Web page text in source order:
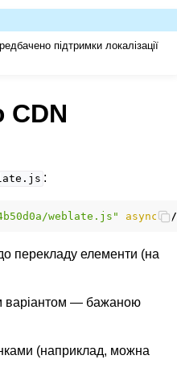
підтримки локалізації
CDN
:
weblate.js" async ></
перекладу елементи (на
варіантом — бажаною
(наприклад, можна